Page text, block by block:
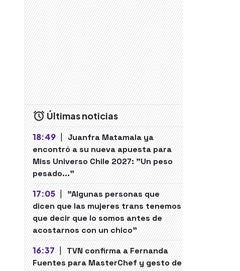
Últimas noticias
18:49 | Juanfra Matamala ya
encontró a su nueva apuesta para
Miss Universo Chile 2027: "Un peso
pesado..."
17:05 | "Algunas personas que
dicen que las mujeres trans tenemos
que decir que lo somos antes de
acostarnos con un chico"
16:37 | TVN confirma a Fernanda
Fuentes para MasterChef y gesto de